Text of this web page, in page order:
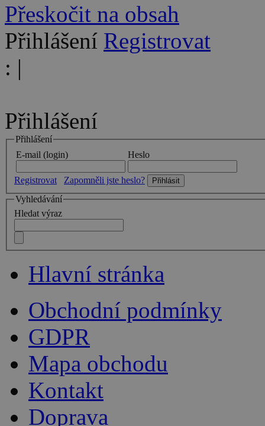
Přeskočit na obsah
Přihlášení Registrovat
: |
Přihlášení
Přihlášení
E-mail (login)
Heslo
Registrovat
Zapomněli jste heslo?
Vyhledávání
Hledat výraz
Hlavní stránka
Obchodní podmínky
GDPR
Mapa obchodu
Kontakt
Doprava